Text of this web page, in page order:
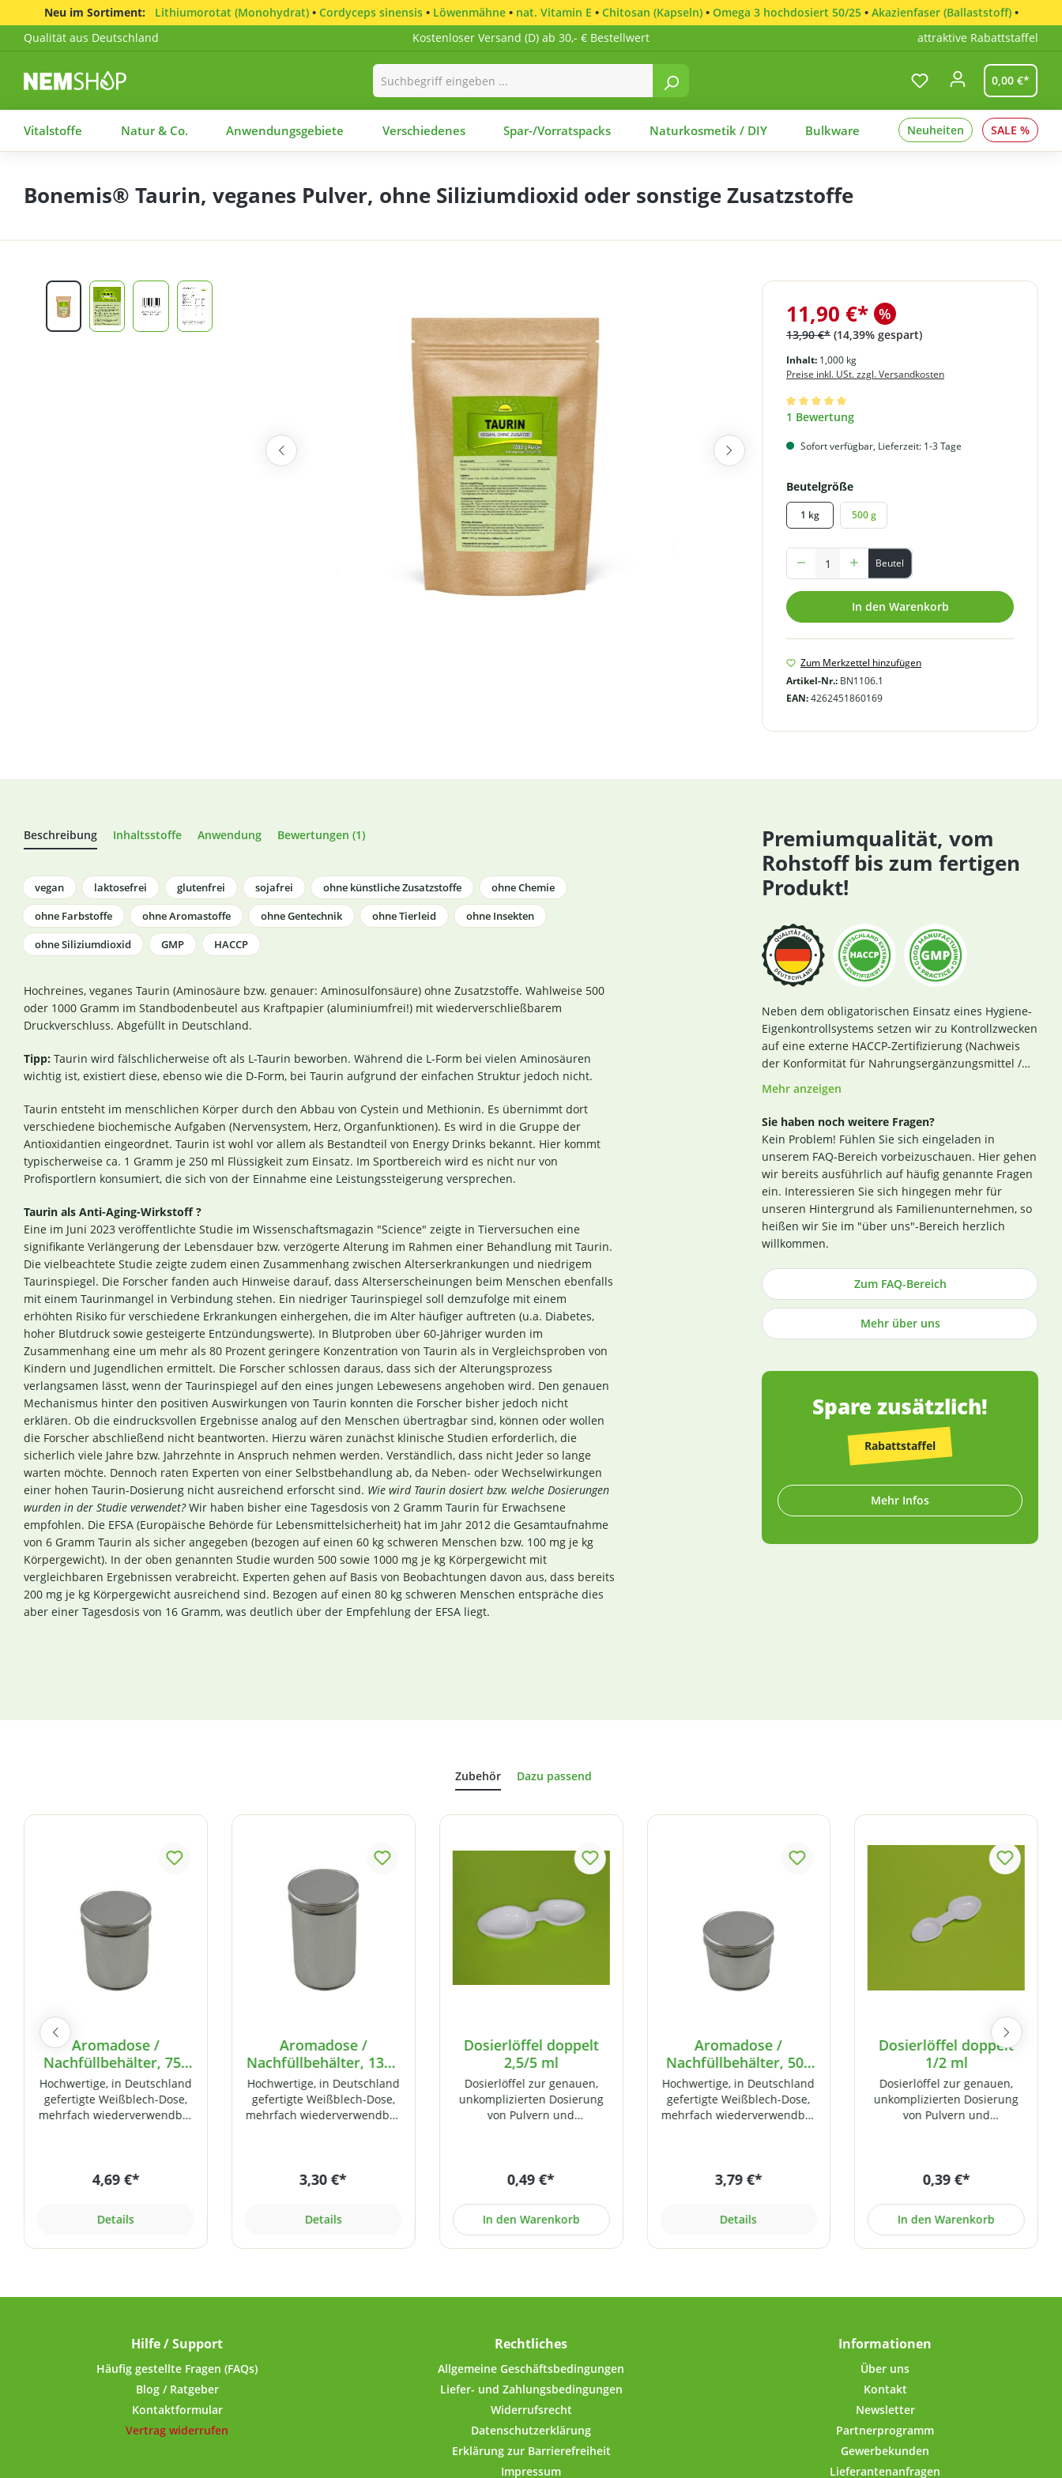
Neu im Sortiment: Lithiumorotat (Monohydrat) • Cordyceps sinensis • Löwenmähne • nat. Vitamin E • Chitosan (Kapseln) • Omega 3 hochdosiert 50/25 • Akazienfaser (Ballaststoff) •
Qualität aus Deutschland
Kostenloser Versand (D) ab 30,- € Bestellwert attraktive Rabattstaffel
0,00 €*
Vitalstoffe Natur & Co. Anwendungsgebiete Verschiedenes Spar-/Vorratspacks Naturkosmetik / DIY Neuheiten SALE %
Bulkware
Bonemis® Taurin, veganes Pulver, ohne Siliziumdioxid oder sonstige Zusatzstoffe
Bildergalerie überspringen
11,90 €* %
13,90 €* (14,39% gespart)
Inhalt: 1,000 kg
Preise inkl. USt. zzgl. Versandkosten
Durchschnittliche Bewertung von 5 von 5 Sternen
1 Bewertung
Sofort verfügbar, Lieferzeit: 1-3 Tage
Beutelgrößeauswählen
1 kg 500 g
Produkt Anzahl: Gib den gewünschten Wert ein oder
Beutel
In den Warenkorb
Zum Merkzettel hinzufügen
Artikel-Nr.: BN1106.1
EAN:4262451860169
Beschreibung Inhaltsstoffe Anwendung Bewertungen (1)
vegan laktosefrei glutenfrei sojafrei ohne künstliche Zusatzstoffe
ohne Chemie
ohne Farbstoffe
ohne Aromastoffe ohne Gentechnik ohne Tierleid
ohne Insekten
ohne Siliziumdioxid
GMP HACCP
Hochreines, veganes Taurin (Aminosäure bzw. genauer: Aminosulfonsäure) ohne Zusatzstoffe. Wahlweise 500
oder 1000 Gramm im Standbodenbeutel aus Kraftpapier (aluminiumfrei!) mit wiederverschließbarem
Druckverschluss. Abgefüllt in Deutschland.
Tipp: Taurin wird fälschlicherweise oft als L-Taurin beworben. Während die L-Form bei vielen Aminosäuren
wichtig ist, existiert diese, ebenso wie die D-Form, bei Taurin aufgrund der einfachen Struktur jedoch nicht.
Taurin entsteht im menschlichen Körper durch den Abbau von Cystein und Methionin. Es übernimmt dort
verschiedene biochemische Aufgaben (Nervensystem, Herz, Organfunktionen). Es wird in die Gruppe der
Antioxidantien eingeordnet. Taurin ist wohl vor allem als Bestandteil von Energy Drinks bekannt. Hier kommt
typischerweise ca. 1 Gramm je 250 ml Flüssigkeit zum Einsatz. Im Sportbereich wird es nicht nur von
Profisportlern konsumiert, die sich von der Einnahme eine Leistungssteigerung versprechen.
Taurin als Anti-Aging-Wirkstoff ?
Eine im Juni 2023 veröffentlichte Studie im Wissenschaftsmagazin "Science" zeigte in Tierversuchen eine
signifikante Verlängerung der Lebensdauer bzw. verzögerte Alterung im Rahmen einer Behandlung mit Taurin.
Die vielbeachtete Studie zeigte zudem einen Zusammenhang zwischen Alterserkrankungen und niedrigem
Taurinspiegel. Die Forscher fanden auch Hinweise darauf, dass Alterserscheinungen beim Menschen ebenfalls
mit einem Taurinmangel in Verbindung stehen. Ein niedriger Taurinspiegel soll demzufolge mit einem
erhöhten Risiko für verschiedene Erkrankungen einhergehen, die im Alter häufiger auftreten (u.a. Diabetes,
hoher Blutdruck sowie gesteigerte Entzündungswerte). In Blutproben über 60-Jähriger wurden im
Zusammenhang eine um mehr als 80 Prozent geringere Konzentration von Taurin als in Vergleichsproben von
Kindern und Jugendlichen ermittelt. Die Forscher schlossen daraus, dass sich der Alterungsprozess
verlangsamen lässt, wenn der Taurinspiegel auf den eines jungen Lebewesens angehoben wird. Den genauen
Mechanismus hinter den positiven Auswirkungen von Taurin konnten die Forscher bisher jedoch nicht
erklären. Ob die eindrucksvollen Ergebnisse analog auf den Menschen übertragbar sind, können oder wollen
die Forscher abschließend nicht beantworten. Hierzu wären zunächst klinische Studien erforderlich, die
sicherlich viele Jahre bzw. Jahrzehnte in Anspruch nehmen werden. Verständlich, dass nicht Jeder so lange
warten möchte. Dennoch raten Experten von einer Selbstbehandlung ab, da Neben- oder Wechselwirkungen
einer hohen Taurin-Dosierung nicht ausreichend erforscht sind. Wie wird Taurin dosiert bzw. welche Dosierungen
wurden in der Studie verwendet?Wir haben bisher eine Tagesdosis von 2 Gramm Taurin für Erwachsene
empfohlen. Die EFSA (Europäische Behörde für Lebensmittelsicherheit) hat im Jahr 2012 die Gesamtaufnahme
von 6 Gramm Taurin als sicher angegeben (bezogen auf einen 60 kg schweren Menschen bzw. 100 mg je kg
Körpergewicht). In der oben genannten Studie wurden 500 sowie 1000 mg je kg Körpergewicht mit
vergleichbaren Ergebnissen verabreicht. Experten gehen auf Basis von Beobachtungen davon aus, dass bereits
200 mg je kg Körpergewicht ausreichend sind. Bezogen auf einen 80 kg schweren Menschen entspräche dies
aber einer Tagesdosis von 16 Gramm, was deutlich über der Empfehlung der EFSA liegt.
Premiumqualität, vom
Rohstoff bis zum fertigen
Produkt!
Neben dem obligatorischen Einsatz eines Hygiene-
Eigenkontrollsystems setzen wir zu Kontrollzwecken
auf eine externe HACCP-Zertifizierung (Nachweis
der Konformität für Nahrungsergänzungsmittel /
Lebensmittel nach den Richtlinien des Codex
Alimentarius und der Verordnung EG Nr. 852 / 2004
des Europäischen Parlaments). Das aktuelle
Zertifikat finden Sie
hier
. Darüber hinaus beginnt
für uns die Sicherstellung einer erstklassigen
Produktqualität bereits bei der strengen
Durchleuchtung und Auswahl unserer
(Rohstoff-)Lieferanten. Die Produktion nach GMP-
Richtlinie ist hierbei ein wichtiges Kriterium.
Losgelöst von den Tests der Hersteller untersuchen
sein, einen Großteil der Rohstoffe in unabhängigen
Laboren in Deutschland und weisen dies durch die
Veröffentlichung entsprechender Zertifikate nach
(im Regelfall direkt an der Produktbeschreibung).
Die Herstellung von Kapseln und Tabletten sowie
Deutschland (die wenigen Ausnahmen sind
Mehr anzeigen
Sie haben noch weitere Fragen?
Kein Problem! Fühlen Sie sich eingeladen in
unserem FAQ-Bereich vorbeizuschauen. Hier gehen
wir bereits ausführlich auf häufig genannte Fragen
ein. Interessieren Sie sich hingegen mehr für
unseren Hintergrund als Familienunternehmen, so
heißen wir Sie im "über uns"-Bereich herzlich
willkommen.
Zum FAQ-Bereich
Mehr über uns
Spare zusätzlich!
Rabattstaffel
Mehr Infos
Produktgalerie überspringen
Aromadose /
Nachfüllbehälter, 750
ml, aus hochwertigem
Weißblech, mit
Schraubverschluss
Hochwertige, in Deutschland
gefertigte Weißblech-Dose,
mehrfach wiederverwendbar
luftdichte Aufbewahrung von
Aminosäuren, Whey-
lässt sich ohne
Kraftanstrengung öffnen und
schließen. Der umgerollte
Rand mit eingespritzter PVC-
freier Dichtung im Deckel-
Innenrand sorgt für
luftdichten Verschluss. Dank
4,69 €*
Details
Aromadose /
Nachfüllbehälter, 1300
ml, aus hochwertigem
Weißblech, mit
Schraubverschluss
Hochwertige, in Deutschland
gefertigte Weißblech-Dose,
mehrfach wiederverwendbar
luftdichte Aufbewahrung von
Aminosäuren, Whey-
Verpackungseinheiten (z.B.
3,30 €*
Details
Dosierlöffel doppelt
2,5/5 ml
Dosierlöffel zur genauen,
unkomplizierten Dosierung
von Pulvern und
2,5 ml, die andere Seite 5 ml.
Hergestellt unter
Reinraumbedingungen und
0,49 €*
In den Warenkorb
Aromadose /
Nachfüllbehälter, 500
ml, aus hochwertigem
Weißblech, mit
Schraubverschluss
Hochwertige, in Deutschland
gefertigte Weißblech-Dose,
mehrfach wiederverwendbar
luftdichte Aufbewahrung von
Aminosäuren, Whey-
3,79 €*
Details
Dosierlöffel doppelt
1/2 ml
Dosierlöffel zur genauen,
unkomplizierten Dosierung
von Pulvern und
1 ml, die andere Seite 2 ml.
Hergestellt unter
Reinraumbedingungen und
0,39 €*
In den Warenkorb
Hilfe / Support
Häufig gestellte Fragen (FAQs)
Blog / Ratgeber
Kontaktformular
Vertrag widerrufen
Rechtliches
Allgemeine Geschäftsbedingungen
Liefer- und Zahlungsbedingungen
Widerrufsrecht
Datenschutzerklärung
Erklärung zur Barrierefreiheit
Impressum
Informationen
Über uns
Kontakt
Newsletter
Partnerprogramm
Gewerbekunden
Lieferantenanfragen